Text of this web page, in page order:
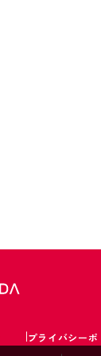
プライバシーポ